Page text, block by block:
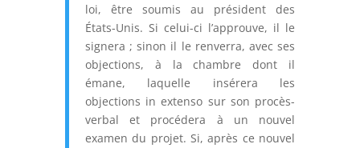
loi, être soumis au président des
États-Unis. Si celui-ci l’approuve, il le
signera ; sinon il le renverra, avec ses
objections, à la chambre dont il
émane, laquelle insérera les
objections in extenso sur son procès-
verbal et procédera à un nouvel
examen du projet. Si, après ce nouvel